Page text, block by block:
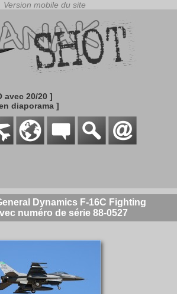
avec 20/20 ]
diaporama ]
Dynamics F-16C Fighting
numéro de série 88-0527